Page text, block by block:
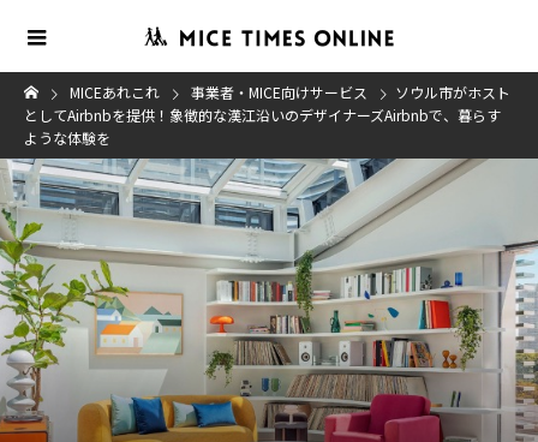
MICEあれこれ 事業者・MICE向けサービス
ソウル市がホスト
としてAirbnbを提供！象徴的な漢江沿いのデザイナーズAirbnbで、暮らす
ような体験を